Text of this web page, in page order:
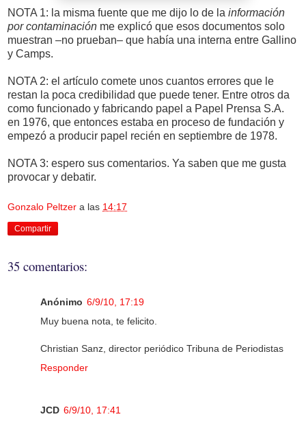
NOTA 1: la misma fuente que me dijo lo de la información
por contaminación me explicó que esos documentos solo
muestran –no prueban– que había una interna entre Gallino
y Camps.
NOTA 2: el artículo comete unos cuantos errores que le
restan la poca credibilidad que puede tener. Entre otros da
como funcionado y fabricando papel a Papel Prensa S.A.
en 1976, que entonces estaba en proceso de fundación y
empezó a producir papel recién en septiembre de 1978.
NOTA 3: espero sus comentarios. Ya saben que me gusta
provocar y debatir.
Gonzalo Peltzer a las 14:17
Compartir
35 comentarios:
Anónimo 6/9/10, 17:19
Muy buena nota, te felicito.
Christian Sanz, director periódico Tribuna de Periodistas
Responder
JCD 6/9/10, 17:41